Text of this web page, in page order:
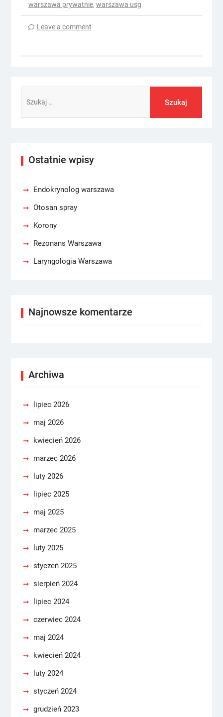
warszawa prywatnie, warszawa usg
Leave a comment
Ostatnie wpisy
Endokrynolog warszawa
Otosan spray
Korony
Rezonans Warszawa
Laryngologia Warszawa
Najnowsze komentarze
Archiwa
lipiec 2026
maj 2026
kwiecień 2026
marzec 2026
luty 2026
lipiec 2025
maj 2025
marzec 2025
luty 2025
styczeń 2025
sierpień 2024
lipiec 2024
czerwiec 2024
maj 2024
kwiecień 2024
luty 2024
styczeń 2024
grudzień 2023